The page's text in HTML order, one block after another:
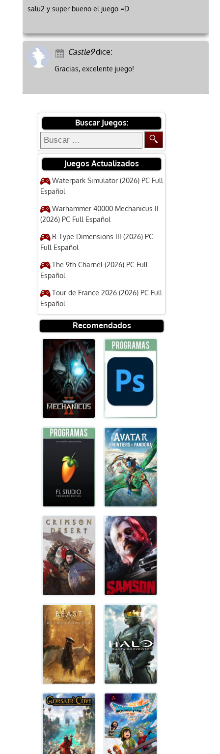
salu2 y super bueno el juego =D
Castle9dice:
Gracias, excelente juego!
Buscar Juegos:
Juegos Actualizados
Waterpark Simulator (2026) PC Full
Español
Warhammer 40000 Mechanicus II
(2026) PC Full Español
R-Type Dimensions III (2026) PC
Full Español
The 9th Charnel (2026) PC Full
Español
Tour de France 2026 (2026) PC Full
Español
Recomendados